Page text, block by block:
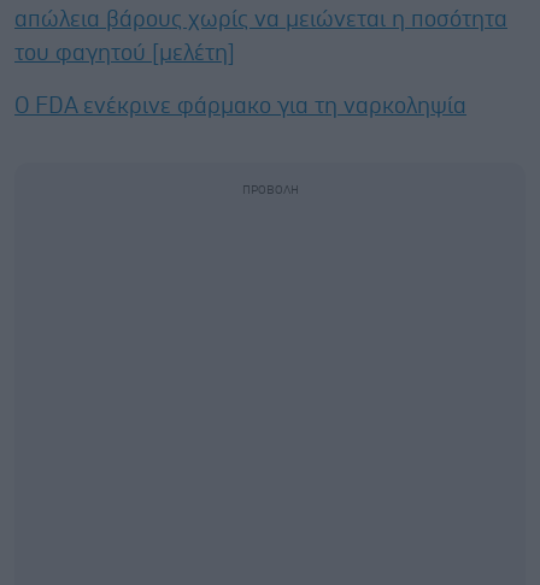
απώλεια βάρους χωρίς να μειώνεται η ποσότητα
του φαγητού [μελέτη]
Ο FDA ενέκρινε φάρμακο για τη ναρκοληψία